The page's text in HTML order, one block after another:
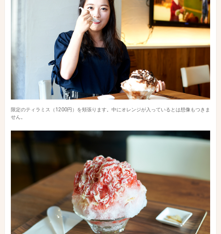
限定のティラミス（1200円）を頬張ります。中にオレンジが入っているとは想像もつきま
せん。